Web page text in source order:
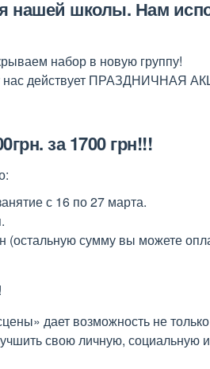
нашей школы. Нам
набор в новую группу!
нас действует ПРАЗДНИЧНАЯ
за 1700 грн!!!
с 16 по 27 марта.
(остальную сумму вы можете
дает возможность не
свою личную, социальную и